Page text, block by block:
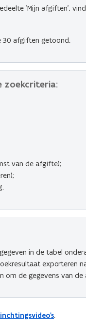
'Mijn afgiften',
30 afgiften getoond.
zoekcriteria:
van de afgifte);
in de tabel
exporteren
om de gegevens van
.